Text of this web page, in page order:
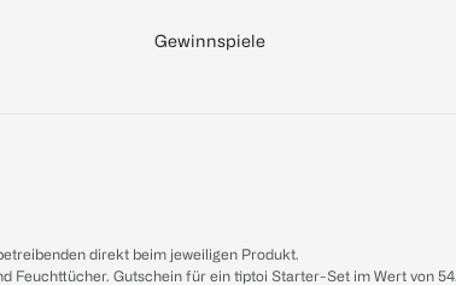
Gewinnspiele
direkt beim jeweiligen Produkt.
Feuchttücher. Gutschein für ein tiptoi Starter-Set im Wert von